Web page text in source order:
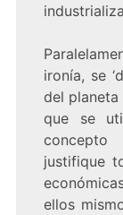
ironía, se
del
que se
justifique
ellos